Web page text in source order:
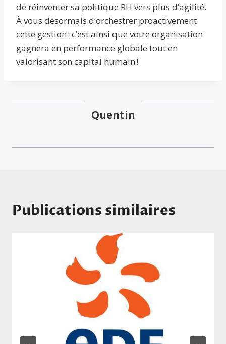
de réinventer sa politique RH vers plus d’agilité.
À vous désormais d’orchestrer proactivement
cette gestion : c’est ainsi que votre organisation
gagnera en performance globale tout en
valorisant son capital humain !
Quentin
Publications similaires